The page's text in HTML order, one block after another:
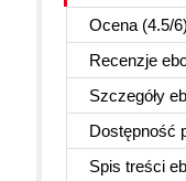
Ocena (4.5/6
Recenzje
Szczegóły
Dostępność
Spis treści